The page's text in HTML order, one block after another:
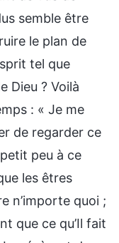
semble être
le plan de
tel que
Dieu ? Voilà
: « Je me
de regarder ce
peu à ce
les êtres
n’importe quoi ;
que ce qu’Il fait